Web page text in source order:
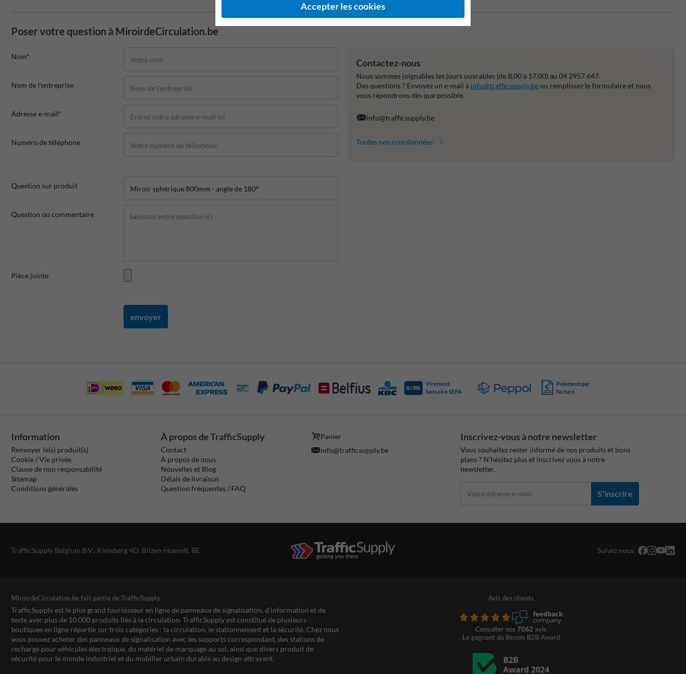
Poser votre question à MiroirdeCirculation.be
Nom*
Nom de l'entreprise
Adresse e-mail*
Numéro de téléphone
Question sur produit
Question ou commentaire
Pièce jointe
envoyer
Contactez-nous
Nous sommes joignables les jours ouvrables (de 8.00 à 17.00) au 04 2957 647.
Des questions ? Envoyez un e-mail à info@trafficsupply.beou remplissez le formulaire et nous
vous répondrons dès que possible.
info@trafficsupply.be
Toutes nos coordonnées
Virement
bancaire SEPA
Paiement par
facture
Information
Renvoyer le(s) produit(s)
Cookie / Vie privée
Clause de non responsabilité
Sitemap
Conditions générales
À propos de TrafficSupply
Contact
À propos de nous
Nouvelles et Blog
Délais de livraison
Question fréquentes / FAQ
Panier
info@trafficsupply.be
Inscrivez-vous à notre newsletter
Vous souhaitez rester informé de nos produits et bons
plans ? N'hésitez plus et inscrivez vous à notre
newsletter.
S'inscrire
TrafficSupply Belgium B.V., Kieleberg 4D, Bilzen-Hoeselt, BE Suivez nous
MiroirdeCirculation.be fait partie de TrafficSupply
TrafficSupply est le plus grand fournisseur en ligne de panneaux de signalisation, d'information et de
texte avec plus de 10.000 produits liés à la circulation. TrafficSupply est constitué de plusieurs
boutiques en ligne répartie sur trois catégories : la circulation, le stationnement et la sécurité. Chez nous
vous pouvez acheter des panneaux de signalisation avec les supports correspondant, des stations de
recharge pour véhicules électrqique, du matériel de marquage au sol, ainsi que divers produit de
sécurité pour le monde industriel et du mobilier urbain durable au design attrayant.
Avis des clients
Consulter nos 7062 avis
Le gagnant du Becom B2B Award
Accepter les cookies